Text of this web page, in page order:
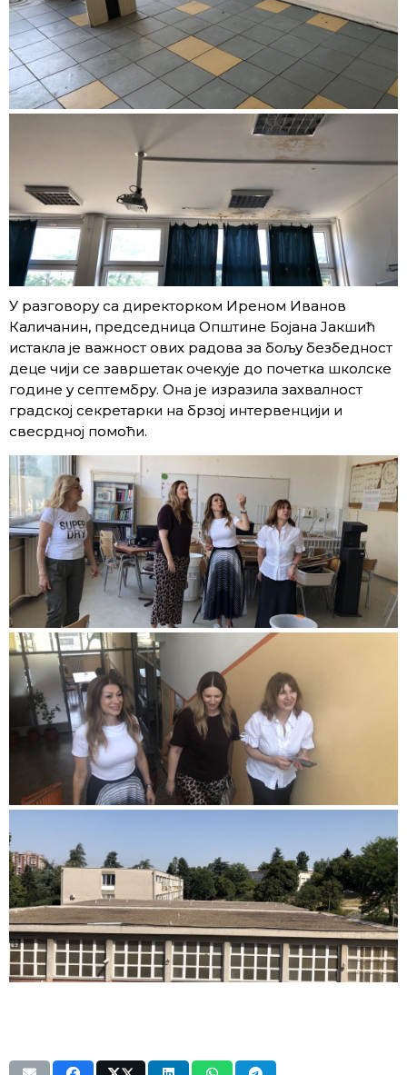
У разговору са директорком Иреном Иванов
Каличанин, председница Општине Бојана Јакшић
истакла је важност ових радова за бољу безбедност
деце чији се завршетак очекује до почетка школске
године у септембру. Она је изразила захвалност
градској секретарки на брзој интервенцији и
свесрдној помоћи.